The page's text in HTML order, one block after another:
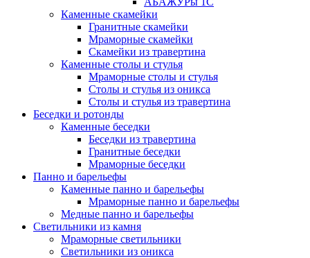
Каменные скамейки
Гранитные скамейки
Мраморные скамейки
Скамейки из травертина
Каменные столы и стулья
Мраморные столы и стулья
Столы и стулья из оникса
Столы и стулья из травертина
Беседки и ротонды
Каменные беседки
Беседки из травертина
Гранитные беседки
Мраморные беседки
Панно и барельефы
Каменные панно и барельефы
Мраморные панно и барельефы
Медные панно и барельефы
Светильники из камня
Мраморные светильники
Светильники из оникса